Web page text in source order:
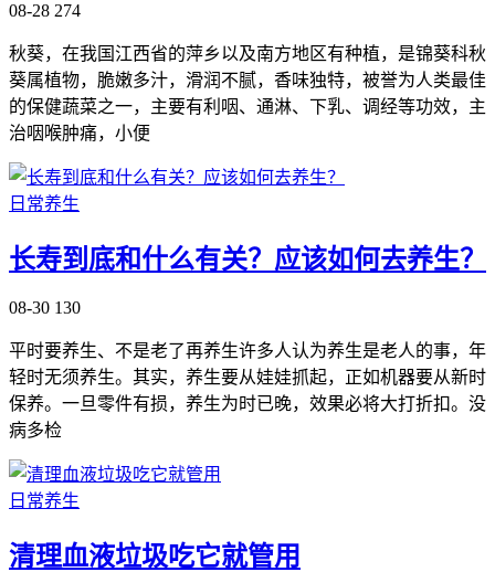
08-28 274
秋葵，在我国江西省的萍乡以及南方地区有种植，是锦葵科秋
葵属植物，脆嫩多汁，滑润不腻，香味独特，被誉为人类最佳
的保健蔬菜之一，主要有利咽、通淋、下乳、调经等功效，主
治咽喉肿痛，小便
日常养生
长寿到底和什么有关？应该如何去养生？
08-30 130
平时要养生、不是老了再养生许多人认为养生是老人的事，年
轻时无须养生。其实，养生要从娃娃抓起，正如机器要从新时
保养。一旦零件有损，养生为时已晚，效果必将大打折扣。没
病多检
日常养生
清理血液垃圾吃它就管用